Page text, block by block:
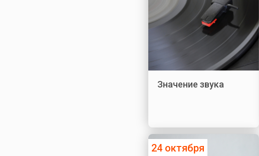
Значение звука
24 октября